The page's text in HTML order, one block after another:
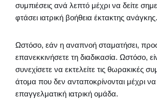
συμπιέσεις ανά λεπτό μέχρι να δείτε
φτάσει ιατρική βοήθεια έκτακτης ανάγκης.
Ωστόσο, εάν η αναπνοή σταματήσει,
επανεκκινήσετε τη διαδικασία. Ωστόσο,
συνεχίσετε να εκτελείτε τις θωρακικές
άτομα που δεν ανταποκρίνονται μέχρι
επαγγελματική ιατρική ομάδα.